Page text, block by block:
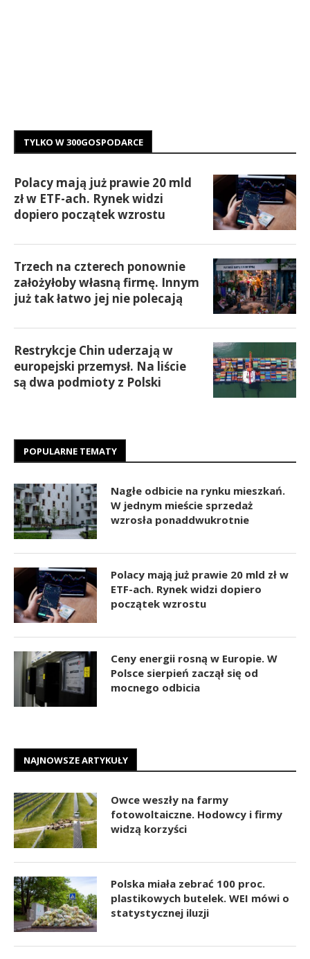
TYLKO W 300GOSPODARCE
Polacy mają już prawie 20 mld
zł w ETF-ach. Rynek widzi
dopiero początek wzrostu
Trzech na czterech ponownie
założyłoby własną firmę. Innym
już tak łatwo jej nie polecają
Restrykcje Chin uderzają w
europejski przemysł. Na liście
są dwa podmioty z Polski
POPULARNE TEMATY
Nagłe odbicie na rynku mieszkań.
W jednym mieście sprzedaż
wzrosła ponaddwukrotnie
Polacy mają już prawie 20 mld zł w
ETF-ach. Rynek widzi dopiero
początek wzrostu
Ceny energii rosną w Europie. W
Polsce sierpień zaczął się od
mocnego odbicia
NAJNOWSZE ARTYKUŁY
Owce weszły na farmy
fotowoltaiczne. Hodowcy i firmy
widzą korzyści
Polska miała zebrać 100 proc.
plastikowych butelek. WEI mówi o
statystycznej iluzji